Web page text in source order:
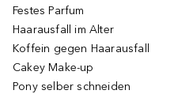
Festes Parfum
Haarausfall im Alter
Koffein gegen Haarausfall
Cakey Make-up
Pony selber schneiden